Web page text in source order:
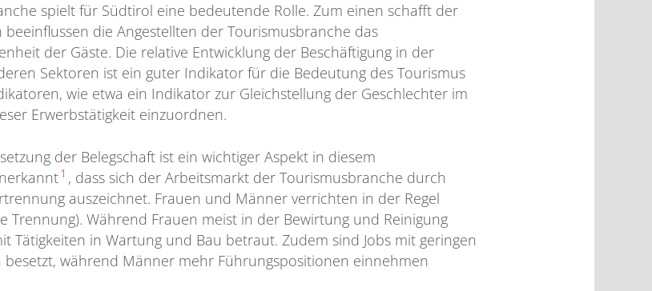
spielt für Südtirol eine bedeutende Rolle. Zum einen schafft der
die Angestellten der Tourismusbranche das
der Gäste. Die relative Entwicklung der Beschäftigung in der
Sektoren ist ein guter Indikator für die Bedeutung des Tourismus
wie etwa ein Indikator zur Gleichstellung der Geschlechter im
Erwerbstätigkeit einzuordnen.
der Belegschaft ist ein wichtiger Aspekt in diesem
1 , dass sich der Arbeitsmarkt der Tourismusbranche durch
auszeichnet. Frauen und Männer verrichten in der Regel
Trennung). Während Frauen meist in der Bewirtung und Reinigung
Tätigkeiten in Wartung und Bau betraut. Zudem sind Jobs mit geringen
während Männer mehr Führungspositionen einnehmen